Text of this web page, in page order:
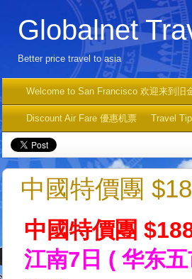
Globalnet
Better price travel to asia
Welcome to San Francisco 欢迎来到旧
Discount Air Fare 優惠机票 Travel
中國特價團
中國特價團
江南7日 ( 华东